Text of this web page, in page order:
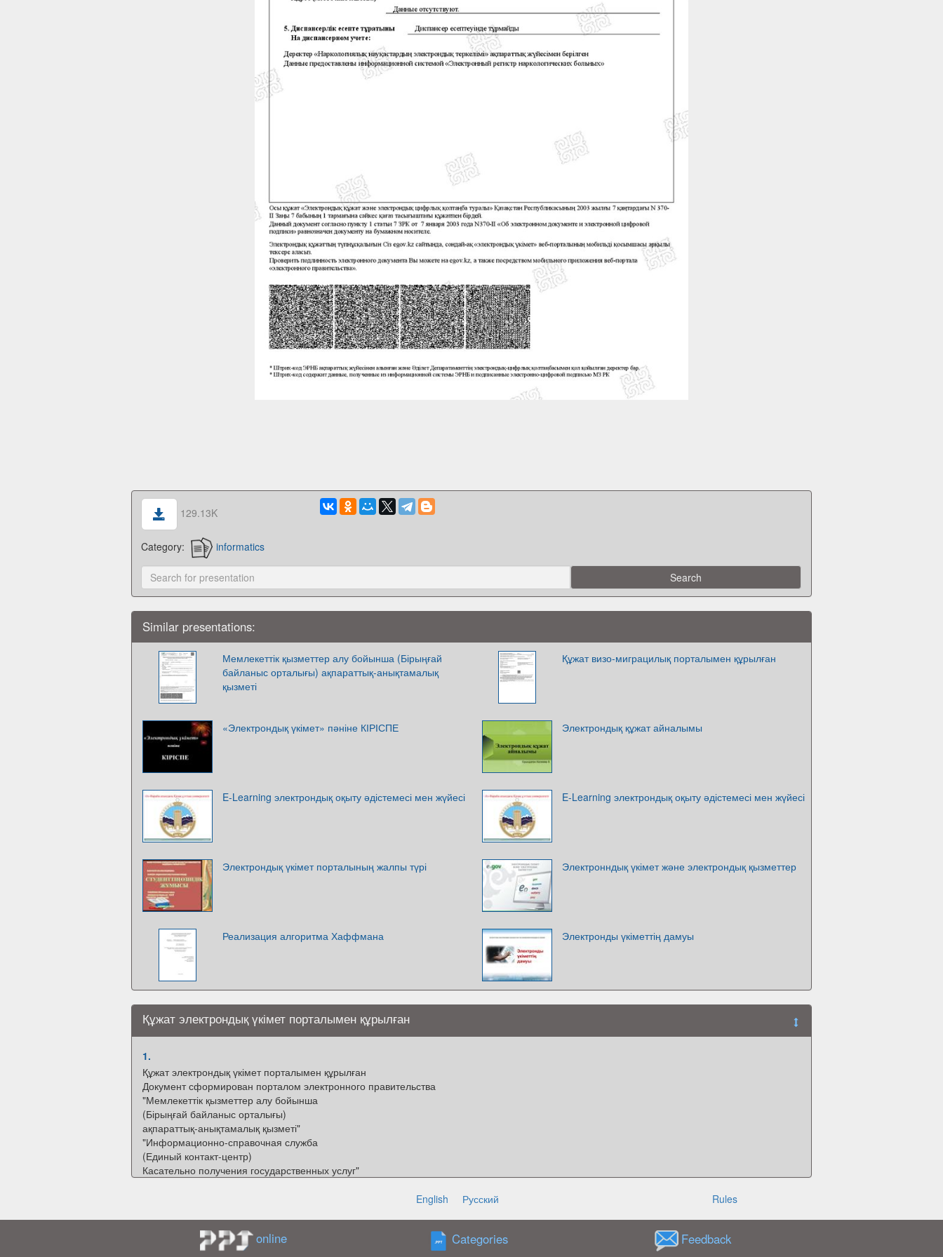
129.13K
Category: informatics
Similar presentations:
Мемлекеттік қызметтер алу бойынша (Бірыңғай
байланыс орталығы) ақпараттық-анықтамалық
қызметі
Құжат визо-миграцилық порталымен құрылған
«Электрондық үкімет» пәніне КІРІСПЕ Электрондық құжат айналымы
E-Learning электрондық оқыту әдістемесі мен жүйесі E-Learning электрондық оқыту әдістемесі мен жүйесі
Электрондық үкімет порталының жалпы түрі Электронндық үкімет және электрондық қызметтер
Реализация алгоритма Хаффмана Электронды үкіметтің дамуы
Құжат электрондық үкімет порталымен құрылған
1.
Құжат электрондық үкімет порталымен құрылған
Документ сформирован порталом электронного правительства
"Мемлекеттік қызметтер алу бойынша
(Бірыңғай байланыс орталығы)
ақпараттық-анықтамалық қызметі"
"Информационно-справочная служба
(Единый контакт-центр)
Касательно получения государственных услуг"
10100345244338
English Русский Rules
online Categories Feedback